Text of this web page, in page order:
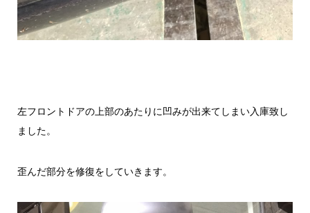
左フロントドアの上部のあたりに凹みが出来てしまい入庫致し
ました。
歪んだ部分を修復をしていきます。